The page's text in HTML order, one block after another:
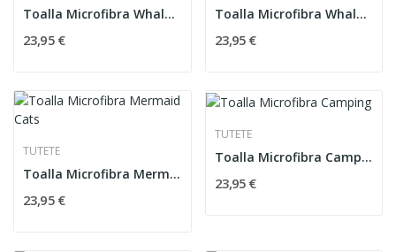
Toalla Microfibra Whale Pink
23,95 €
Toalla Microfibra Whale Teal
23,95 €
TUTETE
Toalla Microfibra Mermaid Cats
23,95 €
TUTETE
Toalla Microfibra Camping
23,95 €